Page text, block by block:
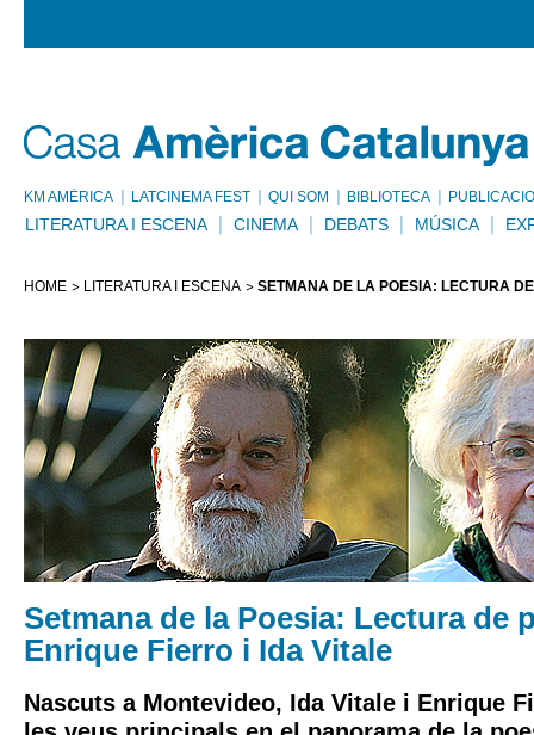
KM AMÈRICA LATCINEMA FEST QUI SOM BIBLIOTECA
LITERATURA I ESCENA CINEMA DEBATS MÚSICA
HOME LITERATURA I ESCENA SETMANA DE LA POESIA: LECTURA
Setmana de la Poesia: Lectura de
Enrique Fierro i Ida Vitale
Nascuts a Montevideo, Ida Vitale i Enrique